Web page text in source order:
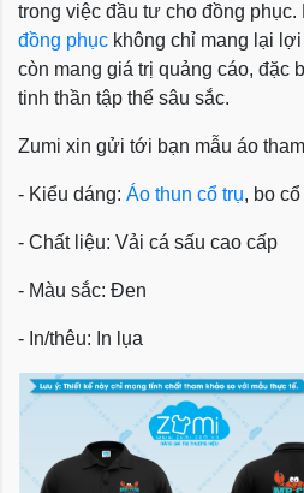
trong việc đầu tư cho đồng
đồng phục không chỉ mang lại
còn mang giá trị quảng cáo, đặc
tinh thần tập thể sâu sắc.
Zumi xin gửi tới bạn mẫu áo
- Kiểu dáng: Áo thun cổ trụ, bo
- Chất liệu: Vải cá sấu cao cấp
- Màu sắc: Đen
- In/thêu: In lụa